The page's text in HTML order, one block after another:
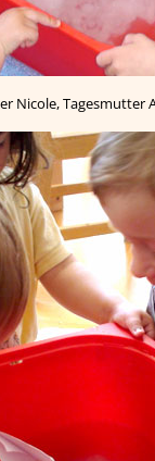
Nicole, Tagesmutter